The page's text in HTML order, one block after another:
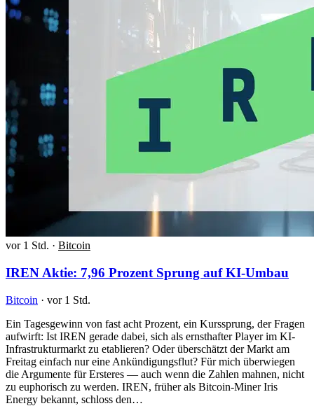
vor 1 Std. · Bitcoin
IREN Aktie: 7,96 Prozent Sprung auf KI-Umbau
Bitcoin · vor 1 Std.
Ein Tagesgewinn von fast acht Prozent, ein Kurssprung, der Fragen
aufwirft: Ist IREN gerade dabei, sich als ernsthafter Player im KI-
Infrastrukturmarkt zu etablieren? Oder überschätzt der Markt am
Freitag einfach nur eine Ankündigungsflut? Für mich überwiegen
die Argumente für Ersteres — auch wenn die Zahlen mahnen, nicht
zu euphorisch zu werden. IREN, früher als Bitcoin-Miner Iris
Energy bekannt, schloss den…